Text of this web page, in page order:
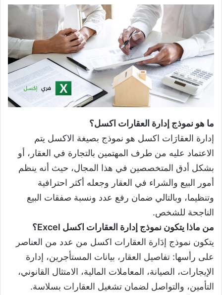
ما هو نموذج إدارة العقارات اكسل؟
إدارة العقارَات اكسل هو نموذج بصيغة الاكسل يتم
الاعتماد عليه من طرف المهتمين بالتجارة في العقار، أو
بشكل أدق المتخصصين في هذا المجال، حيث أنه ينظم
أمور البيع والشراء في العقار وجعله أكثر احترافية
وتنظيما، وبالتالي ضمان رفع عدد ونسبة صفقات البيع
الناجحة للشخص.
من ماذا يتكون نموذج إدارة العقارات اكسل Excel؟
يتكون نموذج إدَارة العقارات اكسل من عدد من العناصر
على رأسها: تفاصيل العقار، بيانات المستأجرين، إدارة
الإيجارات، الصيانة، المعاملات المالية، الامتثال القانوني،
التأمين، والتواصل لضمان تشغيل العقارات بسلاسة.